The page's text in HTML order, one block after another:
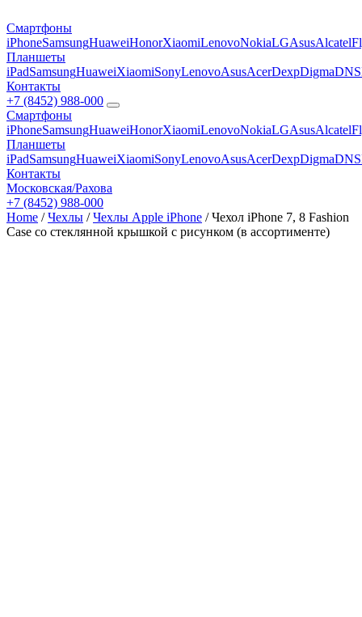
Смартфоны
iPhoneSamsungHuaweiHonorXiaomiLenovoNokiaLGAsusAlcatel
Планшеты
iPadSamsungHuaweiXiaomiSonyLenovoAsusAcerDexpDigmaDNS
Контакты
+7 (8452) 988-000
Смартфоны
iPhoneSamsungHuaweiHonorXiaomiLenovoNokiaLGAsusAlcatel
Планшеты
iPadSamsungHuaweiXiaomiSonyLenovoAsusAcerDexpDigmaDNS
Контакты
Московская/Рахова
+7 (8452) 988-000
Home /Чехлы /Чехлы Apple iPhone / Чехол iPhone 7, 8 Fashion
Case со стеклянной крышкой с рисунком (в ассортименте)